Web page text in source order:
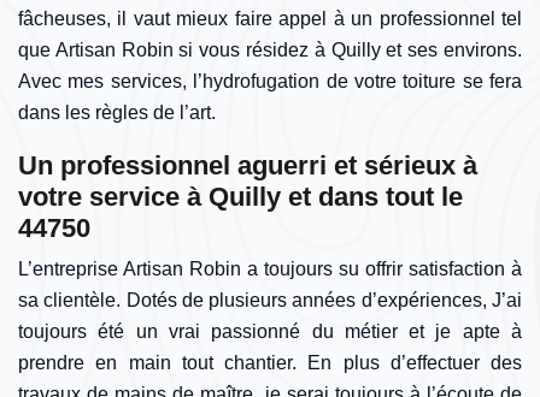
fâcheuses, il vaut mieux faire appel à un professionnel tel
que Artisan Robin si vous résidez à Quilly et ses environs.
Avec mes services, l’hydrofugation de votre toiture se fera
dans les règles de l’art.
Un professionnel aguerri et sérieux à
votre service à Quilly et dans tout le
44750
L’entreprise Artisan Robin a toujours su offrir satisfaction à
sa clientèle. Dotés de plusieurs années d’expériences, J’ai
toujours été un vrai passionné du métier et je apte à
prendre en main tout chantier. En plus d’effectuer des